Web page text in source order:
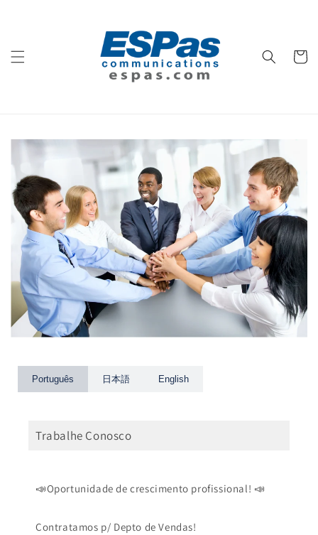
Português 日本語 English
Trabalhe Conosco
📣Oportunidade de crescimento profissional! 📣
Contratamos p/ Depto de Vendas!